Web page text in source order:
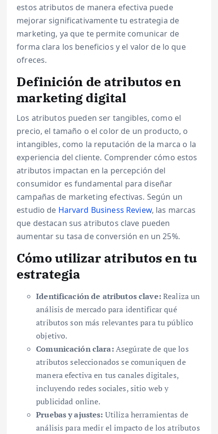
estos atributos de manera efectiva puede
mejorar significativamente tu estrategia de
marketing, ya que te permite comunicar de
forma clara los beneficios y el valor de lo que
ofreces.
Definición de atributos en
marketing digital
Los atributos pueden ser tangibles, como el
precio, el tamaño o el color de un producto, o
intangibles, como la reputación de la marca o la
experiencia del cliente. Comprender cómo estos
atributos impactan en la percepción del
consumidor es fundamental para diseñar
campañas de marketing efectivas. Según un
estudio de Harvard Business Review, las marcas
que destacan sus atributos clave pueden
aumentar su tasa de conversión en un 25%.
Cómo utilizar atributos en tu
estrategia
Identificación de atributos clave:Realiza un
análisis de mercado para identificar qué
atributos son más relevantes para tu público
objetivo.
Comunicación clara:Asegúrate de que los
atributos seleccionados se comuniquen de
manera efectiva en tus canales digitales,
incluyendo redes sociales, sitio web y
publicidad online.
Pruebas y ajustes: Utiliza herramientas de
análisis para medir el impacto de los atributos